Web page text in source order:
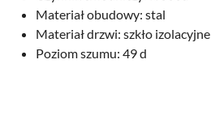
Materiał obudowy: stal
Materiał drzwi: szkło izolacyjne
Poziom szumu: 49 d